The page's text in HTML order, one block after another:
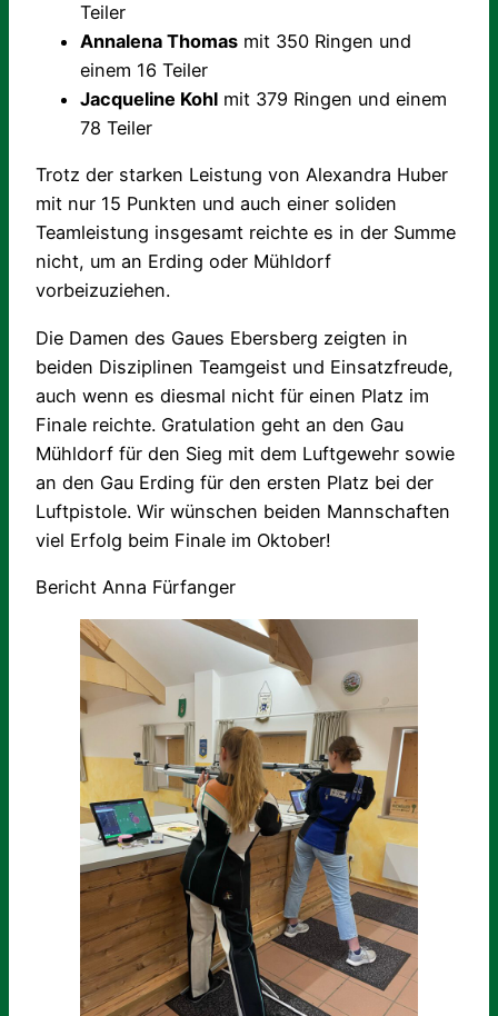
Teiler
Annalena Thomas mit 350 Ringen und
einem 16 Teiler
Jacqueline Kohl mit 379 Ringen und einem
78 Teiler
Trotz der starken Leistung von Alexandra Huber
mit nur 15 Punkten und auch einer soliden
Teamleistung insgesamt reichte es in der Summe
nicht, um an Erding oder Mühldorf
vorbeizuziehen.
Die Damen des Gaues Ebersberg zeigten in
beiden Disziplinen Teamgeist und Einsatzfreude,
auch wenn es diesmal nicht für einen Platz im
Finale reichte. Gratulation geht an den Gau
Mühldorf für den Sieg mit dem Luftgewehr sowie
an den Gau Erding für den ersten Platz bei der
Luftpistole. Wir wünschen beiden Mannschaften
viel Erfolg beim Finale im Oktober!
Bericht Anna Fürfanger